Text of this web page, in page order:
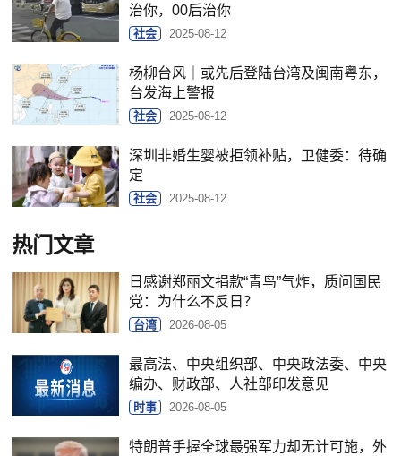
治你，00后治你
社会 2025-08-12
杨柳台风｜或先后登陆台湾及闽南粤东，
台发海上警报
社会 2025-08-12
深圳非婚生婴被拒领补贴，卫健委：待确
定
社会 2025-08-12
热门文章
日感谢郑丽文捐款“青鸟”气炸，质问国民
党：为什么不反日？
台湾 2026-08-05
最高法、中央组织部、中央政法委、中央
编办、财政部、人社部印发意见
时事 2026-08-05
特朗普手握全球最强军力却无计可施，外